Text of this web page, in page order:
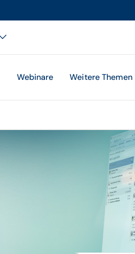
Webinare Weitere Themen